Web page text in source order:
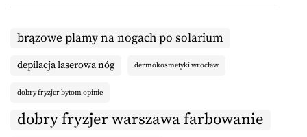
brązowe plamy na nogach po solarium
depilacja laserowa nóg dermokosmetyki wrocław
dobry fryzjer bytom opinie
dobry fryzjer warszawa farbowanie